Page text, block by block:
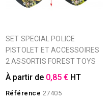
SET SPECIAL POLICE
PISTOLET ET ACCESSOIRES
2 ASSORTIS FOREST TOYS
À partir de 0,85 € HT
Référence 27405